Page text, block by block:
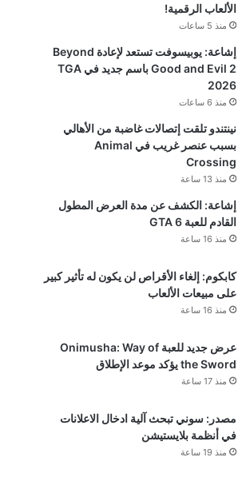
الألعاب الرقمية!
منذ 5 ساعات
إشاعة: يوبيسوفت تستعد لإعادة Beyond
Good and Evil 2 باسم جديد في TGA
2026
منذ 6 ساعات
نينتندو تلقت إتصالات غاضبة من الأهالي
بسبب عنصر غريب في Animal
Crossing
منذ 13 ساعة
إشاعة: الكشف عن مدة العرض المطول
القادم للعبة GTA 6
منذ 16 ساعة
كابكوم: إلغاء الأقراص لن يكون له تأثير كبير
على مبيعات الألعاب
منذ 16 ساعة
عرض جديد للعبة Onimusha: Way of
the Sword يؤكد موعد الإطلاق
منذ 17 ساعة
مصدر: سوني تبحث آلية ادخال الاعلانات
في أنظمة بلايستيشن
منذ 19 ساعة